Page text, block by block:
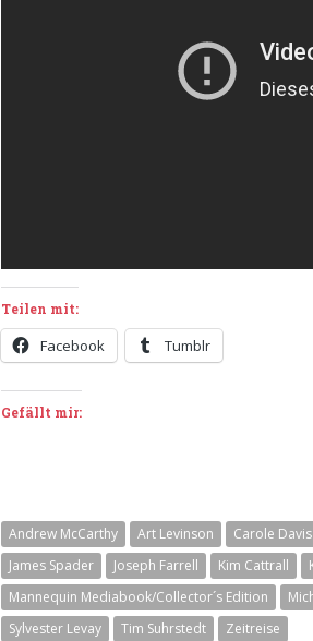
Teilen mit:
Facebook Tumblr
Gefällt mir:
Andrew McCarthy Art Levinson Carole Davis
James Spader
Joseph Farrell Kim Cattrall
Mannequin Mediabook/Collector´s Edition
Sylvester Levay
Tim Suhrstedt Zeitreise